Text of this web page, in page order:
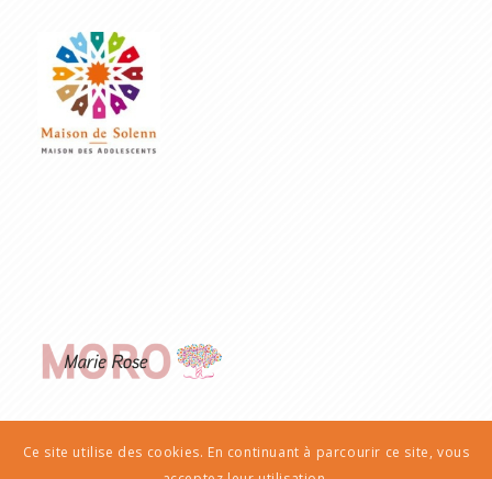
Ce site utilise des cookies. En continuant à parcourir ce site, vous